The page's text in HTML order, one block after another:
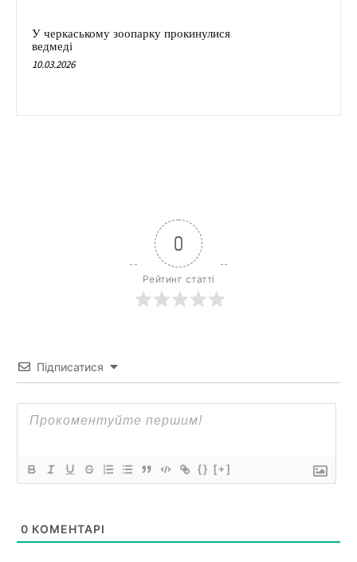
У черкаському зоопарку прокинулися
ведмеді
10.03.2026
0
Рейтинг статті
Підписатися
{} [+]
0 КОМЕНТАРІ